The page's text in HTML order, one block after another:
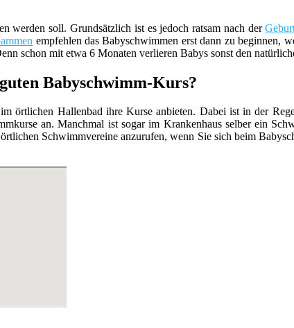
werden soll. Grundsätzlich ist es jedoch ratsam nach der
empfehlen das Babyschwimmen erst dann zu beginnen,
schon mit etwa 6 Monaten verlieren Babys sonst den
Babyschwimm-Kurs?
örtlichen Hallenbad ihre Kurse anbieten. Dabei ist in der
an. Manchmal ist sogar im Krankenhaus selber ein
Schwimmvereine anzurufen, wenn Sie sich beim